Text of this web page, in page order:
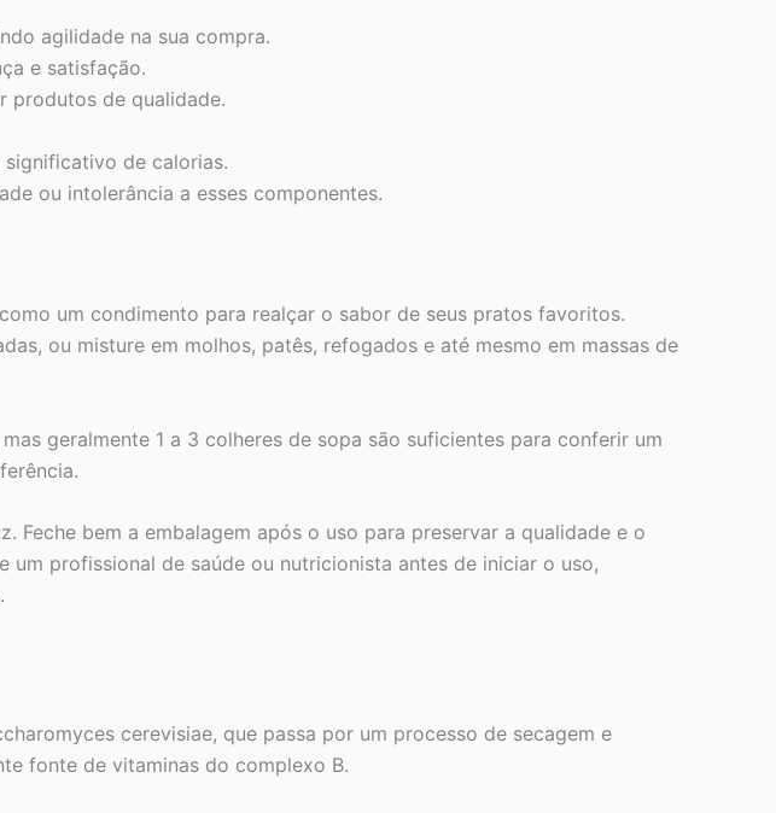
agilidade na sua compra.
e satisfação.
produtos de qualidade.
de calorias.
ou intolerância a esses componentes.
um condimento para realçar o sabor de seus pratos favoritos.
ou misture em molhos, patês, refogados e até mesmo em massas de
geralmente 1 a 3 colheres de sopa são suficientes para conferir um
bem a embalagem após o uso para preservar a qualidade e o
profissional de saúde ou nutricionista antes de iniciar o uso,
cerevisiae, que passa por um processo de secagem e
fonte de vitaminas do complexo B.